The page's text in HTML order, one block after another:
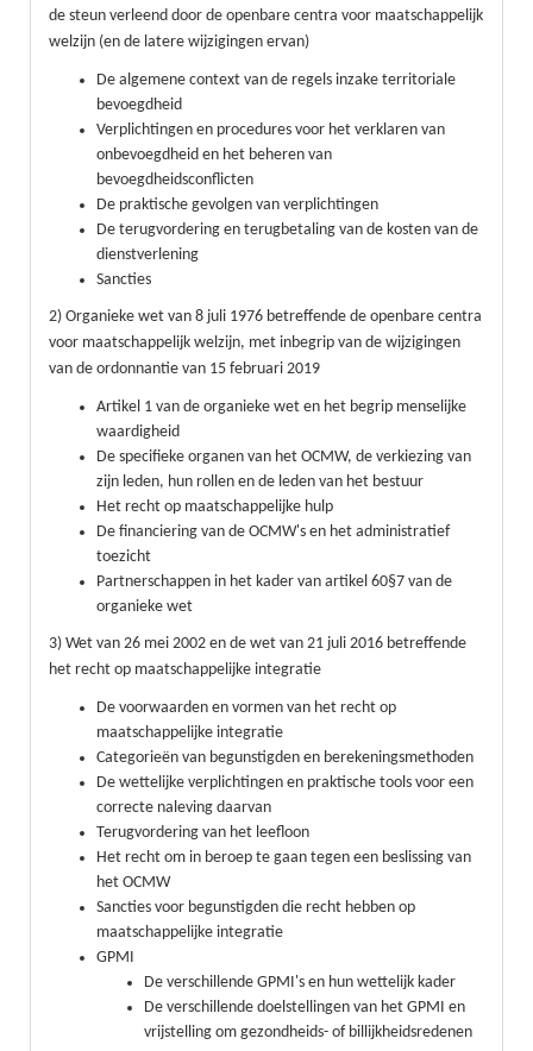
de steun verleend door de openbare centra voor maatschappelijk
welzijn (en de latere wijzigingen ervan)
De algemene context van de regels inzake territoriale
bevoegdheid
Verplichtingen en procedures voor het verklaren van
onbevoegdheid en het beheren van
bevoegdheidsconflicten
De praktische gevolgen van verplichtingen
De terugvordering en terugbetaling van de kosten van de
dienstverlening
Sancties
2) Organieke wet van 8 juli 1976 betreffende de openbare centra
voor maatschappelijk welzijn, met inbegrip van de wijzigingen
van de ordonnantie van 15 februari 2019
Artikel 1 van de organieke wet en het begrip menselijke
waardigheid
De specifieke organen van het OCMW, de verkiezing van
zijn leden, hun rollen en de leden van het bestuur
Het recht op maatschappelijke hulp
De financiering van de OCMW's en het administratief
toezicht
Partnerschappen in het kader van artikel 60§7 van de
organieke wet
3) Wet van 26 mei 2002 en de wet van 21 juli 2016 betreffende
het recht op maatschappelijke integratie
De voorwaarden en vormen van het recht op
maatschappelijke integratie
Categorieën van begunstigden en berekeningsmethoden
De wettelijke verplichtingen en praktische tools voor een
correcte naleving daarvan
Terugvordering van het leefloon
Het recht om in beroep te gaan tegen een beslissing van
het OCMW
Sancties voor begunstigden die recht hebben op
maatschappelijke integratie
GPMI
De verschillende GPMI's en hun wettelijk kader
De verschillende doelstellingen van het GPMI en
vrijstelling om gezondheids- of billijkheidsredenen